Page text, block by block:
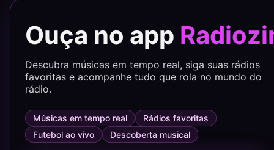
Ouça no app
Descubra músicas em tempo real, siga suas rádios
favoritas e acompanhe tudo que rola no mundo do
rádio.
Músicas em tempo real
Rádios favoritas
Futebol ao vivo
Descoberta musical